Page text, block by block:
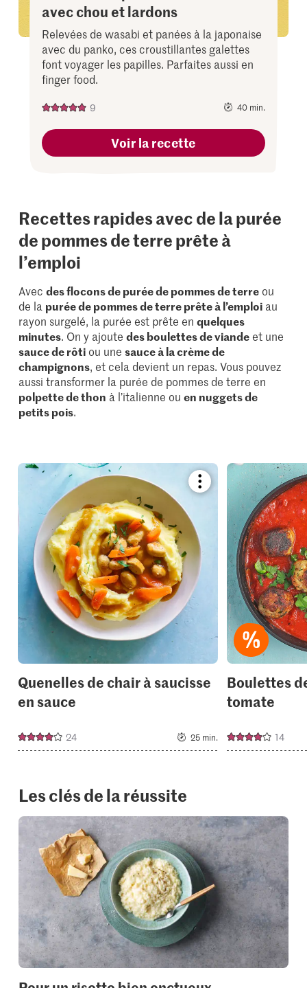
avec chou et lardons
Relevées de wasabi et panées à la japonaise
avec du panko, ces croustillantes galettes
font voyager les papilles. Parfaites aussi en
finger food.
9 40 min.
Voir la recette
Recettes rapides avec de la purée
de pommes de terre prête à
l’emploi
Avecdes flocons de purée de pommes de terreou
de la purée de pommes de terre prête à l’emploi au
rayon surgelé, la purée est prête enquelques
minutes. On y ajoutedes boulettes de viandeet une
sauce de rôtiou unesauce à la crème de
champignons, et cela devient un repas. Vous pouvez
aussi transformer la purée de pommes de terre en
polpette de thon à l’italienne ouen nuggets de
petits pois.
Bookmark
recipe
to
your
collections.
Quenelles de chair à saucisse
en sauce
24 25 min.
Boulettes
tomate
14
Les clés de la réussite